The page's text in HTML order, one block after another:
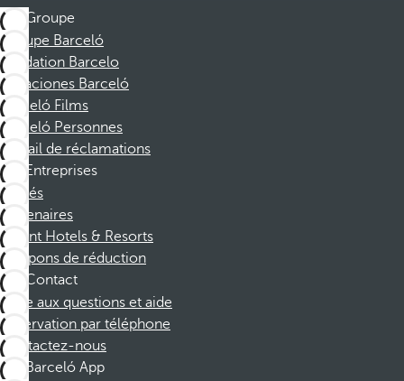
Groupe
Groupe Barceló
Fondation Barcelo
Vacaciones Barceló
Barceló Films
Barceló Personnes
Portail de réclamations
Entreprises
Affiliés
Partenaires
Dorint Hotels & Resorts
Coupons de réduction
Contact
Foire aux questions et aide
Réservation par téléphone
Contactez-nous
Barceló App